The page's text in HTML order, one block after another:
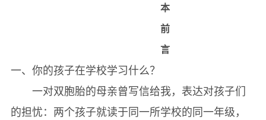
本
前
言
一、你的孩子在学校学习什么？
一对双胞胎的母亲曾写信给我，表达对孩子们
的担忧：两个孩子就读于同一所学校的同一年级，